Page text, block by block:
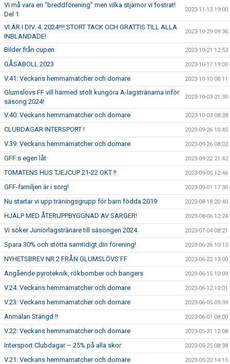
Vi må vara en "breddförening" men vilka stjärnor vi fostrat!
Del 1
2023-11-13 19:00
VI ÄR I DIV. 4. 2024!!!! STORT TACK OCH GRATTIS TILL ALLA
INBLANDADE!
2023-10-29 09:36
Bilder från cupen 2023-10-21 12:53
GÅSABOLL 2023 2023-10-17 19:00
V.41: Veckans hemmamatcher och domare 2023-10-10 08:11
Glumslövs FF vill härmed stolt kungöra A-lagstränarna inför
säsong 2024!
2023-10-03 21:30
V.40: Veckans hemmamatcher och domare 2023-10-03 08:38
CLUBDAGAR INTERSPORT ! 2023-09-26 10:45
V.39: Veckans hemmamatcher och domare 2023-09-26 08:02
GFF:s egen låt 2023-09-22 21:42
TOMATENS HUS TJEJCUP 21-22 OKT !! 2023-09-05 12:46
GFF-familjen är i sorg! 2023-09-01 17:30
Nu startar vi upp träningsgrupp för barn födda 2019 2023-08-18 20:40
HJÄLP MED ÅTERUPPBYGGNAD AV SARGER! 2023-08-06 12:24
Vi söker Juniorlagstränare till säsongen 2024 2023-07-04 08:21
Spara 30% och stötta samtidigt din förening! 2023-06-26 10:13
NYHETSBREV NR 2 FRÅN GLUMSLÖVS FF 2023-06-22 13:00
Angående pyroteknik, rökbomber och bangers 2023-06-15 10:09
V.24: Veckans hemmamatcher och domare 2023-06-12 10:01
V.23: Veckans hemmamatcher och domare 2023-06-05 09:39
Anmälan Stängd !! 2023-06-01 08:00
V.22: Veckans hemmamatcher och domare 2023-05-31 12:08
Intersport Clubdagar – 25% på alla skor 2023-05-25 08:38
V.21: Veckans hemmamatcher och domare 2023-05-22 14:15